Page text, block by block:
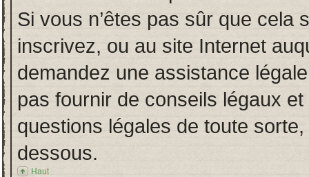
Si vous n’êtes pas sûr que cela
inscrivez, ou au site Internet
demandez une assistance
pas fournir de conseils légaux
questions légales de toute
dessous.
Haut